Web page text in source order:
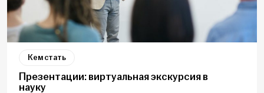
Кем стать
Презентации: виртуальная экскурсия в
науку